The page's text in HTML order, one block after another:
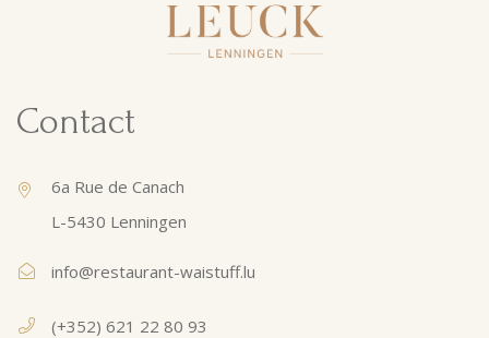
Contact
6a Rue de Canach
L-5430 Lenningen
info@restaurant-waistuff.lu
(+352) 621 22 80 93